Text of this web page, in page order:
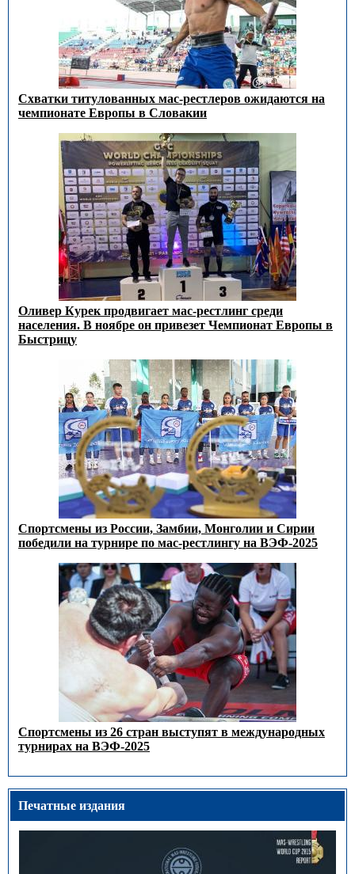
Схватки титулованных мас-рестлеров ожидаются на
чемпионате Европы в Словакии
Оливер Курек продвигает мас-рестлинг среди
населения. В ноябре он привезет Чемпионат Европы в
Быстрицу
Спортсмены из России, Замбии, Монголии и Сирии
победили на турнире по мас-рестлингу на ВЭФ-2025
Спортсмены из 26 стран выступят в международных
турнирах на ВЭФ-2025
Печатные издания